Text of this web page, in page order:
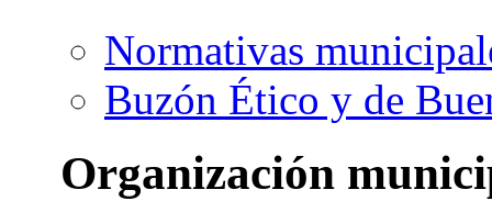
Normativas
Buzón Ético y de
Organización